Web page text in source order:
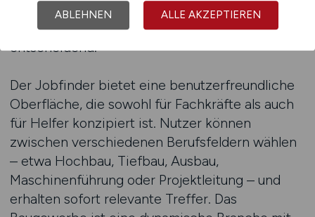
Ziel. Gerade in einer Branche, in der täglich
neue Projekte starten, ist ein aktueller Überblick
entscheidend.
Der Jobfinder bietet eine benutzerfreundliche
Oberfläche, die sowohl für Fachkräfte als auch
für Helfer konzipiert ist. Nutzer können
zwischen verschiedenen Berufsfeldern wählen
– etwa Hochbau, Tiefbau, Ausbau,
Maschinenführung oder Projektleitung – und
erhalten sofort relevante Treffer. Das
ABLEHNEN ALLE AKZEPTIEREN